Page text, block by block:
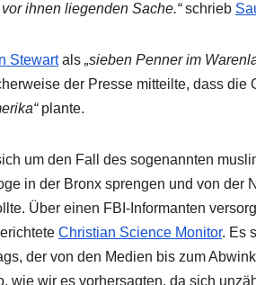
ihnen liegenden Sache.“schrieb
Stewartals „sieben Penner im
der Presse mitteilte, dass die
plante.
um den Fall des sogenannten
in der Bronx sprengen und von der
Über einen FBI-Informanten
Christian Science Monitor. Es
der von den Medien bis zum
wie wir es vorhersagten, da sich